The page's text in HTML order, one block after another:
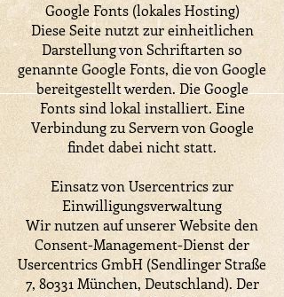
Google Fonts (lokales Hosting)
Diese Seite nutzt zur einheitlichen
Darstellung von Schriftarten so
genannte Google Fonts, die von Google
bereitgestellt werden. Die Google
Fonts sind lokal installiert. Eine
Verbindung zu Servern von Google
findet dabei nicht statt.
Einsatz von Usercentrics zur
Einwilligungsverwaltung
Wir nutzen auf unserer Website den
Consent-Management-Dienst der
Usercentrics GmbH (Sendlinger Straße
7, 80331 München, Deutschland). Der